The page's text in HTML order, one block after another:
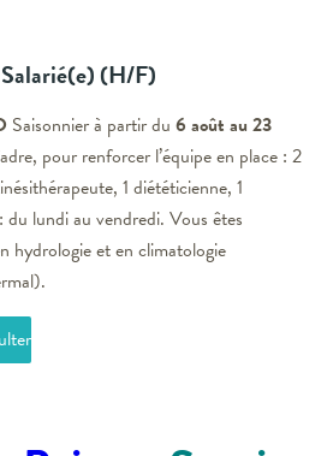
(H/F)
Saisonnier à partir du 6 août au 23
pour renforcer l’équipe en place : 2
1 diététicienne, 1
: du lundi au vendredi. Vous êtes
hydrologie et en climatologie